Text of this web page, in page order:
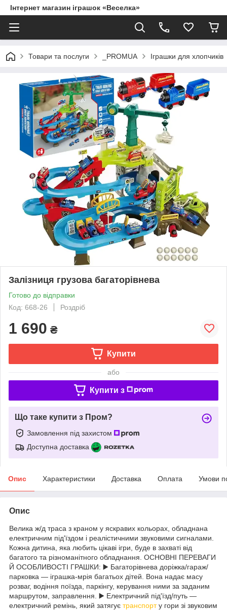
Інтернет магазин іграшок «Веселка»
Товари та послуги _PROMUA Іграшки для хлопчиків
Залізниця грузова багаторівнева
Готово до відправки
Код: 668-26
Роздріб
1 690 ₴
Купити
або
Купити з
Що таке купити з Пром?
Замовлення під захистом
Доступна доставка
Опис Характеристики Доставка Оплата Умови
Опис
Велика ж/д траса з краном у яскравих кольорах, обладнана
електричним під'їздом і реалістичними звуковими сигналами.
Кожна дитина, яка любить цікаві ігри, буде в захваті від
багатого та різноманітного обладнання. ОСНОВНІ ПЕРЕВАГИ
Й ОСОБЛИВОСТІ ГРАШКИ: ▶️ Багаторівнева доріжка/гараж/
парковка — іграшка-мрія багатьох дітей. Вона надає масу
розваг, водіння поїзда, паркінгу, керування ними за заданим
маршрутом, заправлення. ▶️ Електричний під'їзд/путь —
електричний ремінь, який затягує транспорту гори зі звуковим